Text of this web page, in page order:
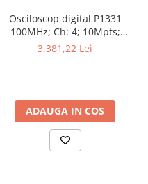
Osciloscop digital P1331
100MHz; Ch: 4; 10Mpts;
250Msps; Rezoluţie: 8bit
3.381,22 Lei
ADAUGA IN COS